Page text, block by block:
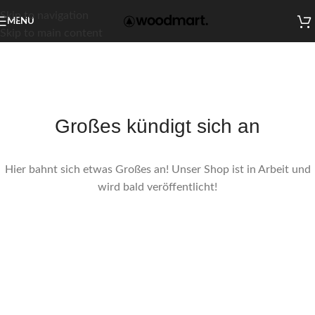
Skip to navigation
MENU
Großes kündigt sich an
Hier bahnt sich etwas Großes an! Unser Shop ist in Arbeit und
wird bald veröffentlicht!